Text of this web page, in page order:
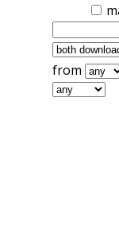
from